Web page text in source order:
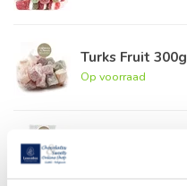
Turks Fruit 300g
Op voorraad